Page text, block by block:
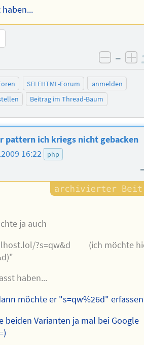
–
SELFHTML-Forum
anmelden
Beitrag im Thread-Baum
pattern ich kriegs nicht gebacken
16:22 php
ja auch
?s=qw&d (ich möchte
haben...
möchte er "s=qw%26d"
beiden Varianten ja mal bei Google